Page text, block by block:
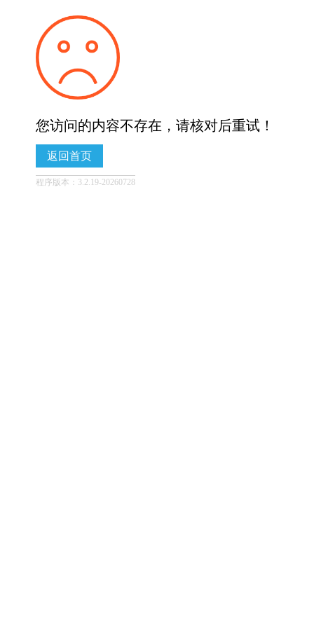
您访问的内容不存在，请核对后重试！
返回首页
程序版本：3.2.19-20260728